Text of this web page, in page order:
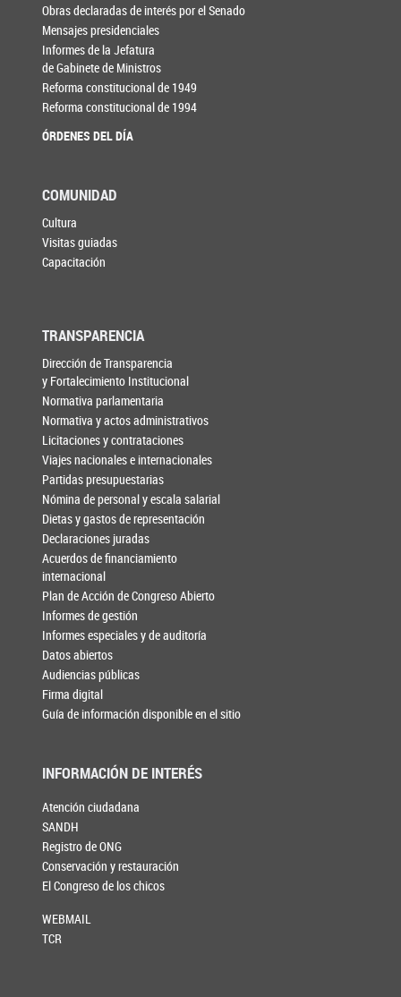
Obras declaradas de interés por el Senado
Mensajes presidenciales
Informes de la Jefatura
de Gabinete de Ministros
Reforma constitucional de 1949
Reforma constitucional de 1994
ÓRDENES DEL DÍA
COMUNIDAD
Cultura
Visitas guiadas
Capacitación
TRANSPARENCIA
Dirección de Transparencia
y Fortalecimiento Institucional
Normativa parlamentaria
Normativa y actos administrativos
Licitaciones y contrataciones
Viajes nacionales e internacionales
Partidas presupuestarias
Nómina de personal y escala salarial
Dietas y gastos de representación
Declaraciones juradas
Acuerdos de financiamiento
internacional
Plan de Acción de Congreso Abierto
Informes de gestión
Informes especiales y de auditoría
Datos abiertos
Audiencias públicas
Firma digital
Guía de información disponible en el sitio
INFORMACIÓN DE INTERÉS
Atención ciudadana
SANDH
Registro de ONG
Conservación y restauración
El Congreso de los chicos
WEBMAIL
TCR